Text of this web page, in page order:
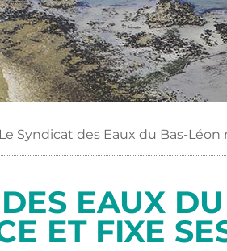
Le Syndicat des Eaux du Bas-
EAUX
ET FIXE